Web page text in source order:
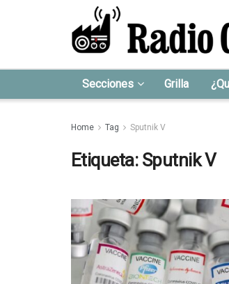
Secciones Grilla
Home Tag Sputnik V
Etiqueta: Sputnik V